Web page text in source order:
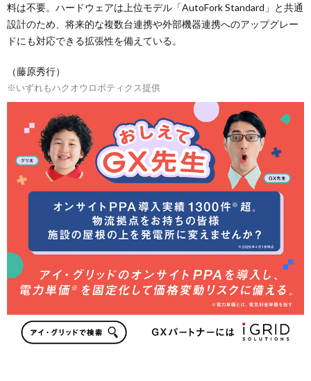
料は不要。ハードウェアは上位モデル「AutoFork Standard」と共通
設計のため、将来的な複数台連携や外部機器連携へのアップグレー
ドにも対応できる拡張性を備えている。
（藤原秀行）
※いずれもハクオウロボティクス提供